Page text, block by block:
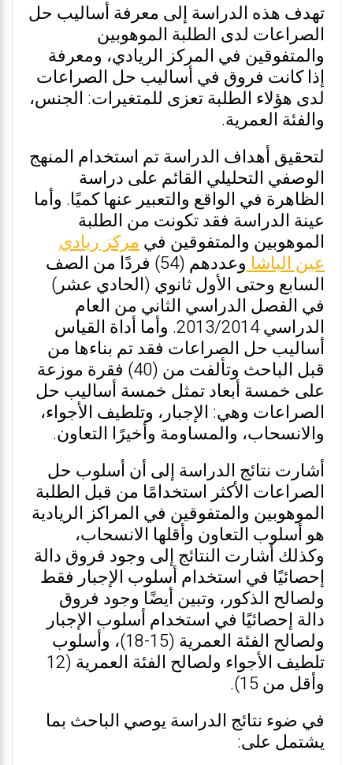
تهدف هذه الدراسة إلى معرفة أساليب حل
الصراعات لدى الطلبة الموهوبين
والمتفوقين في المركز الريادي، ومعرفة
إذا كانت فروق في أساليب حل الصراعات
لدى هؤلاء الطلبة تعزى للمتغيرات: الجنس،
والفئة العمرية.
لتحقيق أهداف الدراسة تم استخدام المنهج
الوصفي التحليلي القائم على دراسة
الظاهرة في الواقع والتعبير عنها كميًا. وأما
عينة الدراسة فقد تكونت من الطلبة
الموهوبين والمتفوقين فيمركز ريادي
عين الباشا
وعددهم (54) فردًا من الصف
السابع وحتى الأول ثانوي (الحادي عشر)
في الفصل الدراسي الثاني من العام
الدراسي 2013/2014. وأما أداة القياس
أساليب حل الصراعات فقد تم بناءها من
قبل الباحث وتألفت من (40) فقرة موزعة
على خمسة أبعاد تمثل خمسة أساليب حل
الصراعات وهي: الإجبار، وتلطيف الأجواء،
والانسحاب، والمساومة وأخيرًا التعاون.
أشارت نتائج الدراسة إلى أن أسلوب حل
الصراعات الأكثر استخدامًا من قبل الطلبة
الموهوبين والمتفوقين في المراكز الريادية
هو أسلوب التعاون وأقلها الانسحاب،
وكذلك أشارت النتائج إلى وجود فروق دالة
إحصائيًا في استخدام أسلوب الإجبار فقط
ولصالح الذكور، وتبين أيضًا وجود فروق
دالة إحصائيًا في استخدام أسلوب الإجبار
ولصالح الفئة العمرية (15-18)، وأسلوب
تلطيف الأجواء ولصالح الفئة العمرية (12
وأقل من 15).
في ضوء نتائج الدراسة يوصي الباحث بما
يشتمل على: